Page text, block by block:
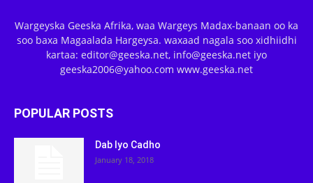
Wargeyska Geeska Afrika, waa Wargeys Madax-banaan oo ka
soo baxa Magaalada Hargeysa. waxaad nagala soo xidhiidhi
kartaa: editor@geeska.net, info@geeska.net iyo
geeska2006@yahoo.com www.geeska.net
POPULAR POSTS
Dab Iyo Cadho
January 18, 2018